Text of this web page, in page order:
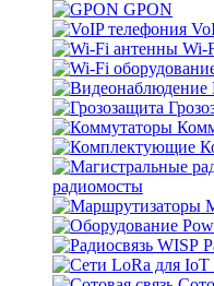
GPON
Wi-
радиомосты